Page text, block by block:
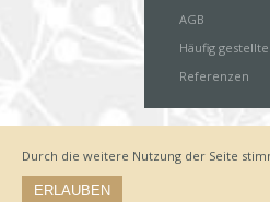
AGB
Häufig
Referenzen
Durch die weitere Nutzung der Seite
ERLAUBEN